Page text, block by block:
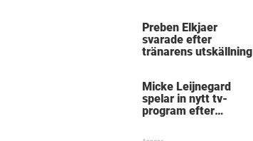
Preben Elkjaer
svarade efter
tränarens utskällning
Micke Leijnegard
spelar in nytt tv-
program efter